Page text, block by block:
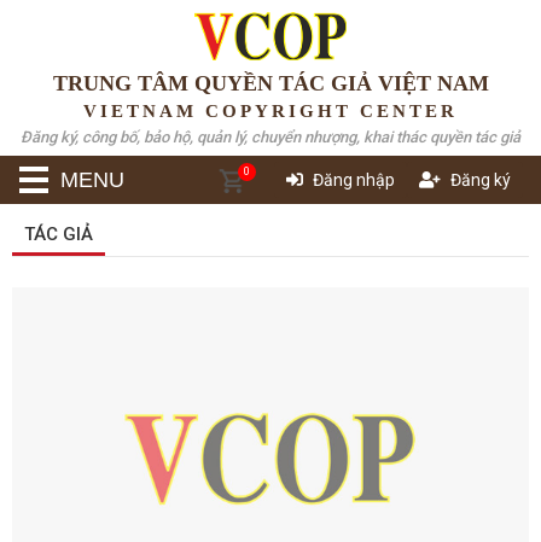
TRUNG TÂM QUYỀN TÁC GIẢ VIỆT NAM
VIETNAM COPYRIGHT CENTER
Đăng ký, công bố, bảo hộ, quản lý, chuyển nhượng, khai thác quyền tác giả
0 Đăng nhập Đăng ký
MENU
TÁC GIẢ